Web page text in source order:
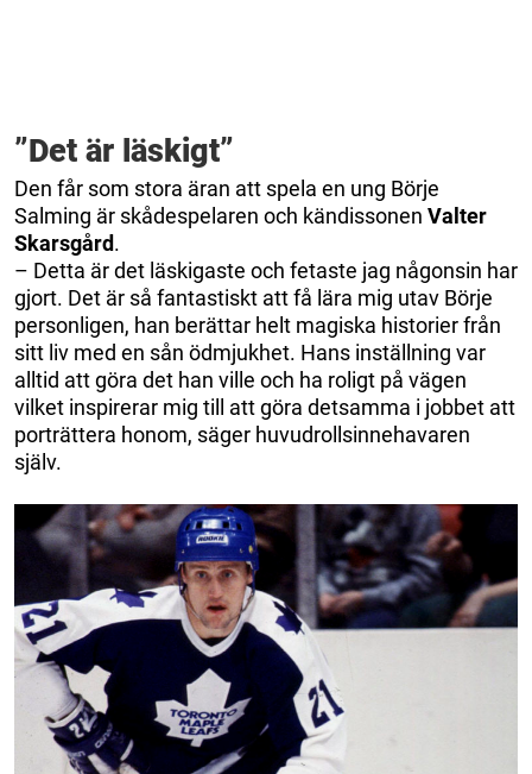
”Det är läskigt”
Den får som stora äran att spela en ung Börje
Salming är skådespelaren och kändissonen Valter
Skarsgård.
– Detta är det läskigaste och fetaste jag någonsin har
gjort. Det är så fantastiskt att få lära mig utav Börje
personligen, han berättar helt magiska historier från
sitt liv med en sån ödmjukhet. Hans inställning var
alltid att göra det han ville och ha roligt på vägen
vilket inspirerar mig till att göra detsamma i jobbet att
porträttera honom, säger huvudrollsinnehavaren
själv.